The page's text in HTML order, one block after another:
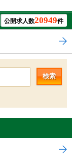
公開求人数20949件
検索